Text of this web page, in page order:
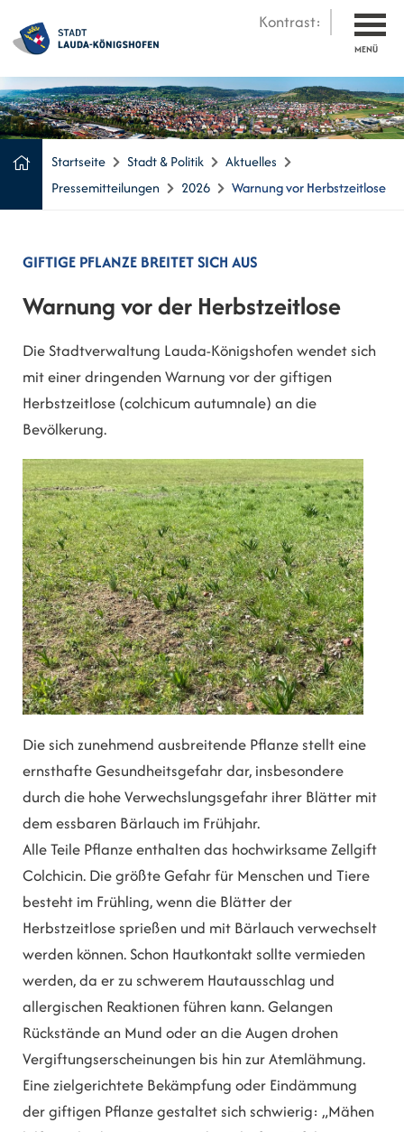
Kontrast:
MENÜ
Startseite Stadt & Politik
Aktuelles
Pressemitteilungen
2026 Warnung vor Herbstzeitlose
GIFTIGE PFLANZE BREITET SICH AUS
Warnung vor der Herbstzeitlose
Die Stadtverwaltung Lauda-Königshofen wendet sich
mit einer dringenden Warnung vor der giftigen
Herbstzeitlose (colchicum autumnale) an die
Bevölkerung.
Die sich zunehmend ausbreitende Pflanze stellt eine
ernsthafte Gesundheitsgefahr dar, insbesondere
durch die hohe Verwechslungsgefahr ihrer Blätter mit
dem essbaren Bärlauch im Frühjahr.
Alle Teile Pflanze enthalten das hochwirksame Zellgift
Colchicin. Die größte Gefahr für Menschen und Tiere
besteht im Frühling, wenn die Blätter der
Herbstzeitlose sprießen und mit Bärlauch verwechselt
werden können. Schon Hautkontakt sollte vermieden
werden, da er zu schwerem Hautausschlag und
allergischen Reaktionen führen kann. Gelangen
Rückstände an Mund oder an die Augen drohen
Vergiftungserscheinungen bis hin zur Atemlähmung.
Eine zielgerichtete Bekämpfung oder Eindämmung
der giftigen Pflanze gestaltet sich schwierig: „Mähen